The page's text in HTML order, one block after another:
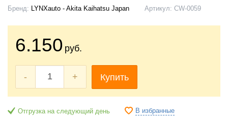
Бренд: LYNXauto - Akita Kaihatsu Japan Артикул: CW-0059
6.150 руб.
- + Купить
Отгрузка на следующий день В избранные